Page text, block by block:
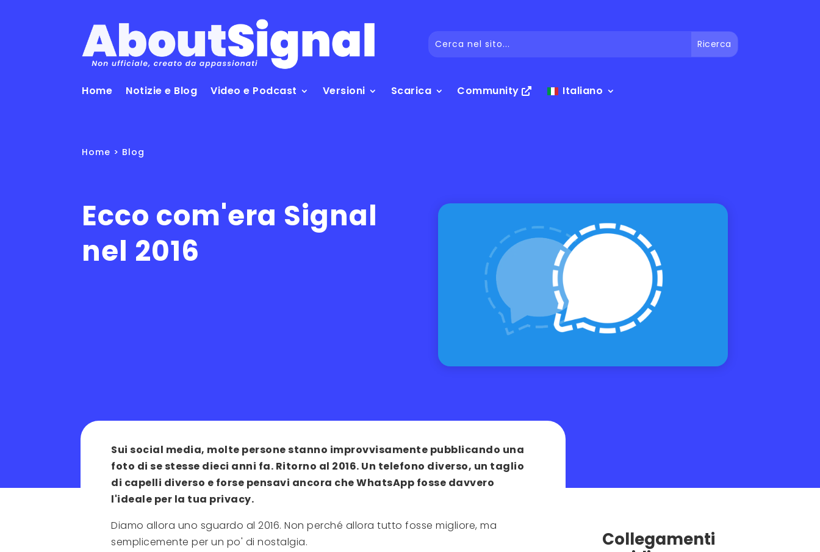
Home Notizie e Blog Video e Podcast Versioni Scarica Community Italiano
Home > Blog
Ecco com'era Signal
nel 2016
Sui social media, molte persone stanno improvvisamente pubblicando una
foto di se stesse dieci anni fa. Ritorno al 2016. Un telefono diverso, un taglio
di capelli diverso e forse pensavi ancora che WhatsApp fosse davvero
l'ideale per la tua privacy.
Diamo allora uno sguardo al 2016. Non perché allora tutto fosse migliore, ma
semplicemente per un po' di nostalgia.
Collegamenti